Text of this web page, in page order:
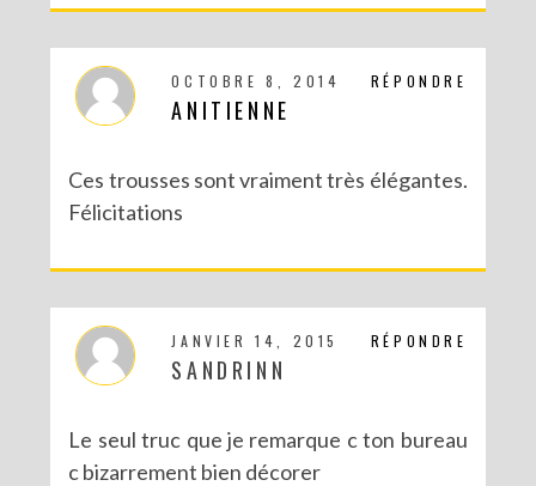
RÉPONDRE
OCTOBRE 8, 2014
ANITIENNE
Ces trousses sont vraiment très élégantes.
Félicitations
RÉPONDRE
JANVIER 14, 2015
SANDRINN
Le seul truc que je remarque c ton bureau
c bizarrement bien décorer